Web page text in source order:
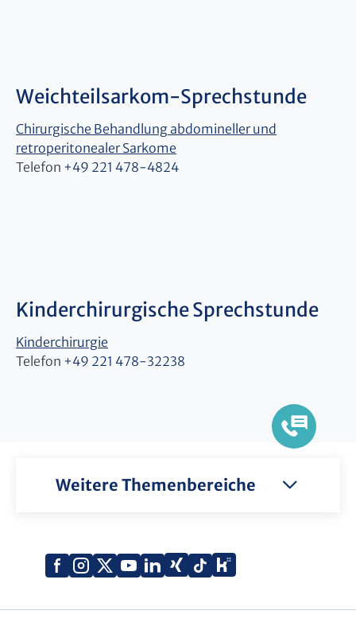
Weichteilsarkom-Sprechstunde
Chirurgische Behandlung abdomineller und
retroperitonealer Sarkome
Telefon +49 221 478-4824
Kinderchirurgische Sprechstunde
Kinderchirurgie
Telefon +49 221 478-32238
Weitere Themenbereiche
Facebook
Instagram
X
YouTube
LinkedIn
Xing TiktokKununu